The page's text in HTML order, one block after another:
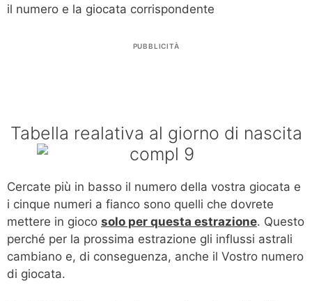
il numero e la giocata corrispondente
PUBBLICITÀ
Tabella realativa al giorno di nascita
Cercate più in basso il numero della vostra giocata e
i cinque numeri a fianco sono quelli che dovrete
mettere in gioco solo per questa estrazione. Questo
perché per la prossima estrazione gli influssi astrali
cambiano e, di conseguenza, anche il Vostro numero
di giocata.